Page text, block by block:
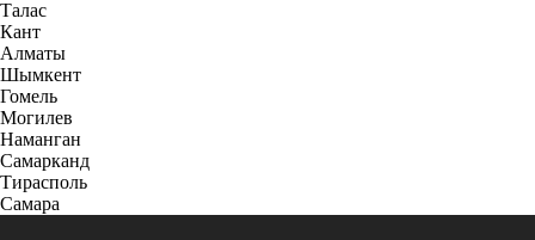
Талас
Кант
Алматы
Шымкент
Гомель
Могилев
Наманган
Самарканд
Тирасполь
Самара